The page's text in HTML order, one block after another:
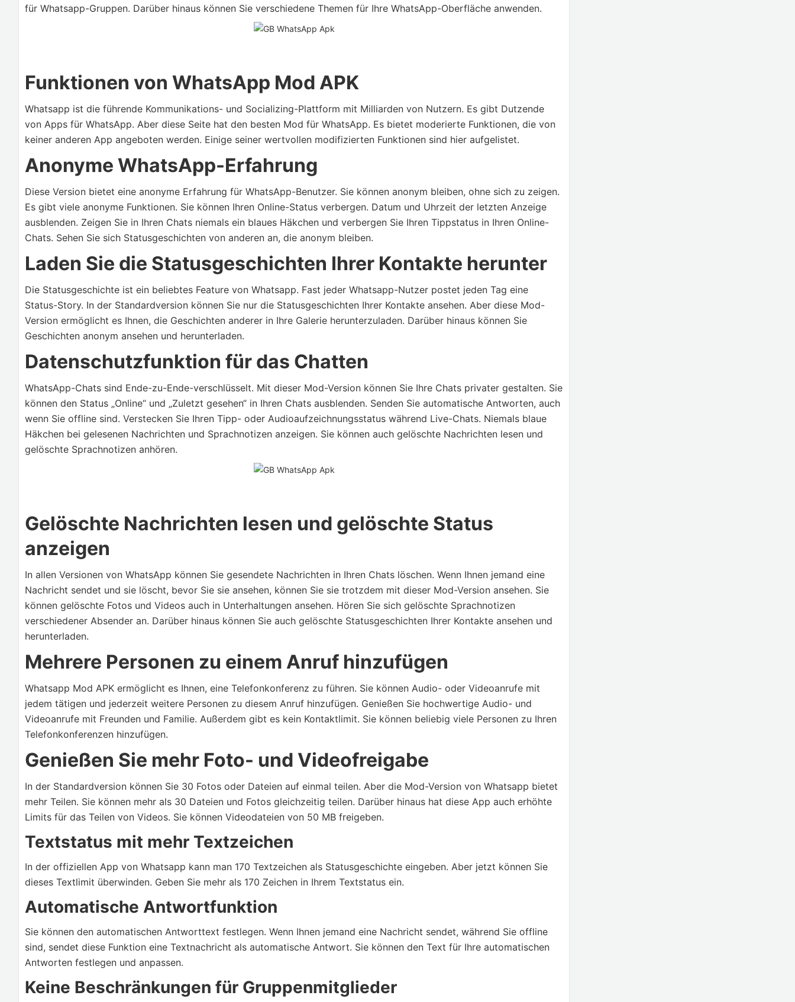
für Whatsapp-Gruppen. Darüber hinaus können Sie verschiedene Themen für Ihre WhatsApp-Oberfläche anwenden.
Funktionen von WhatsApp Mod APK
Whatsapp ist die führende Kommunikations- und Socializing-Plattform mit Milliarden von Nutzern. Es gibt Dutzende
von Apps für WhatsApp. Aber diese Seite hat den besten Mod für WhatsApp. Es bietet moderierte Funktionen, die von
keiner anderen App angeboten werden. Einige seiner wertvollen modifizierten Funktionen sind hier aufgelistet.
Anonyme WhatsApp-Erfahrung
Diese Version bietet eine anonyme Erfahrung für WhatsApp-Benutzer. Sie können anonym bleiben, ohne sich zu zeigen.
Es gibt viele anonyme Funktionen. Sie können Ihren Online-Status verbergen. Datum und Uhrzeit der letzten Anzeige
ausblenden. Zeigen Sie in Ihren Chats niemals ein blaues Häkchen und verbergen Sie Ihren Tippstatus in Ihren Online-
Chats. Sehen Sie sich Statusgeschichten von anderen an, die anonym bleiben.
Laden Sie die Statusgeschichten Ihrer Kontakte herunter
Die Statusgeschichte ist ein beliebtes Feature von Whatsapp. Fast jeder Whatsapp-Nutzer postet jeden Tag eine
Status-Story. In der Standardversion können Sie nur die Statusgeschichten Ihrer Kontakte ansehen. Aber diese Mod-
Version ermöglicht es Ihnen, die Geschichten anderer in Ihre Galerie herunterzuladen. Darüber hinaus können Sie
Geschichten anonym ansehen und herunterladen.
Datenschutzfunktion für das Chatten
WhatsApp-Chats sind Ende-zu-Ende-verschlüsselt. Mit dieser Mod-Version können Sie Ihre Chats privater gestalten. Sie
können den Status „Online“ und „Zuletzt gesehen“ in Ihren Chats ausblenden. Senden Sie automatische Antworten, auch
wenn Sie offline sind. Verstecken Sie Ihren Tipp- oder Audioaufzeichnungsstatus während Live-Chats. Niemals blaue
Häkchen bei gelesenen Nachrichten und Sprachnotizen anzeigen. Sie können auch gelöschte Nachrichten lesen und
gelöschte Sprachnotizen anhören.
Gelöschte Nachrichten lesen und gelöschte Status
anzeigen
In allen Versionen von WhatsApp können Sie gesendete Nachrichten in Ihren Chats löschen. Wenn Ihnen jemand eine
Nachricht sendet und sie löscht, bevor Sie sie ansehen, können Sie sie trotzdem mit dieser Mod-Version ansehen. Sie
können gelöschte Fotos und Videos auch in Unterhaltungen ansehen. Hören Sie sich gelöschte Sprachnotizen
verschiedener Absender an. Darüber hinaus können Sie auch gelöschte Statusgeschichten Ihrer Kontakte ansehen und
herunterladen.
Mehrere Personen zu einem Anruf hinzufügen
Whatsapp Mod APK ermöglicht es Ihnen, eine Telefonkonferenz zu führen. Sie können Audio- oder Videoanrufe mit
jedem tätigen und jederzeit weitere Personen zu diesem Anruf hinzufügen. Genießen Sie hochwertige Audio- und
Videoanrufe mit Freunden und Familie. Außerdem gibt es kein Kontaktlimit. Sie können beliebig viele Personen zu Ihren
Telefonkonferenzen hinzufügen.
Genießen Sie mehr Foto- und Videofreigabe
In der Standardversion können Sie 30 Fotos oder Dateien auf einmal teilen. Aber die Mod-Version von Whatsapp bietet
mehr Teilen. Sie können mehr als 30 Dateien und Fotos gleichzeitig teilen. Darüber hinaus hat diese App auch erhöhte
Limits für das Teilen von Videos. Sie können Videodateien von 50 MB freigeben.
Textstatus mit mehr Textzeichen
In der offiziellen App von Whatsapp kann man 170 Textzeichen als Statusgeschichte eingeben. Aber jetzt können Sie
dieses Textlimit überwinden. Geben Sie mehr als 170 Zeichen in Ihrem Textstatus ein.
Automatische Antwortfunktion
Sie können den automatischen Antworttext festlegen. Wenn Ihnen jemand eine Nachricht sendet, während Sie offline
sind, sendet diese Funktion eine Textnachricht als automatische Antwort. Sie können den Text für Ihre automatischen
Antworten festlegen und anpassen.
Keine Beschränkungen für Gruppenmitglieder